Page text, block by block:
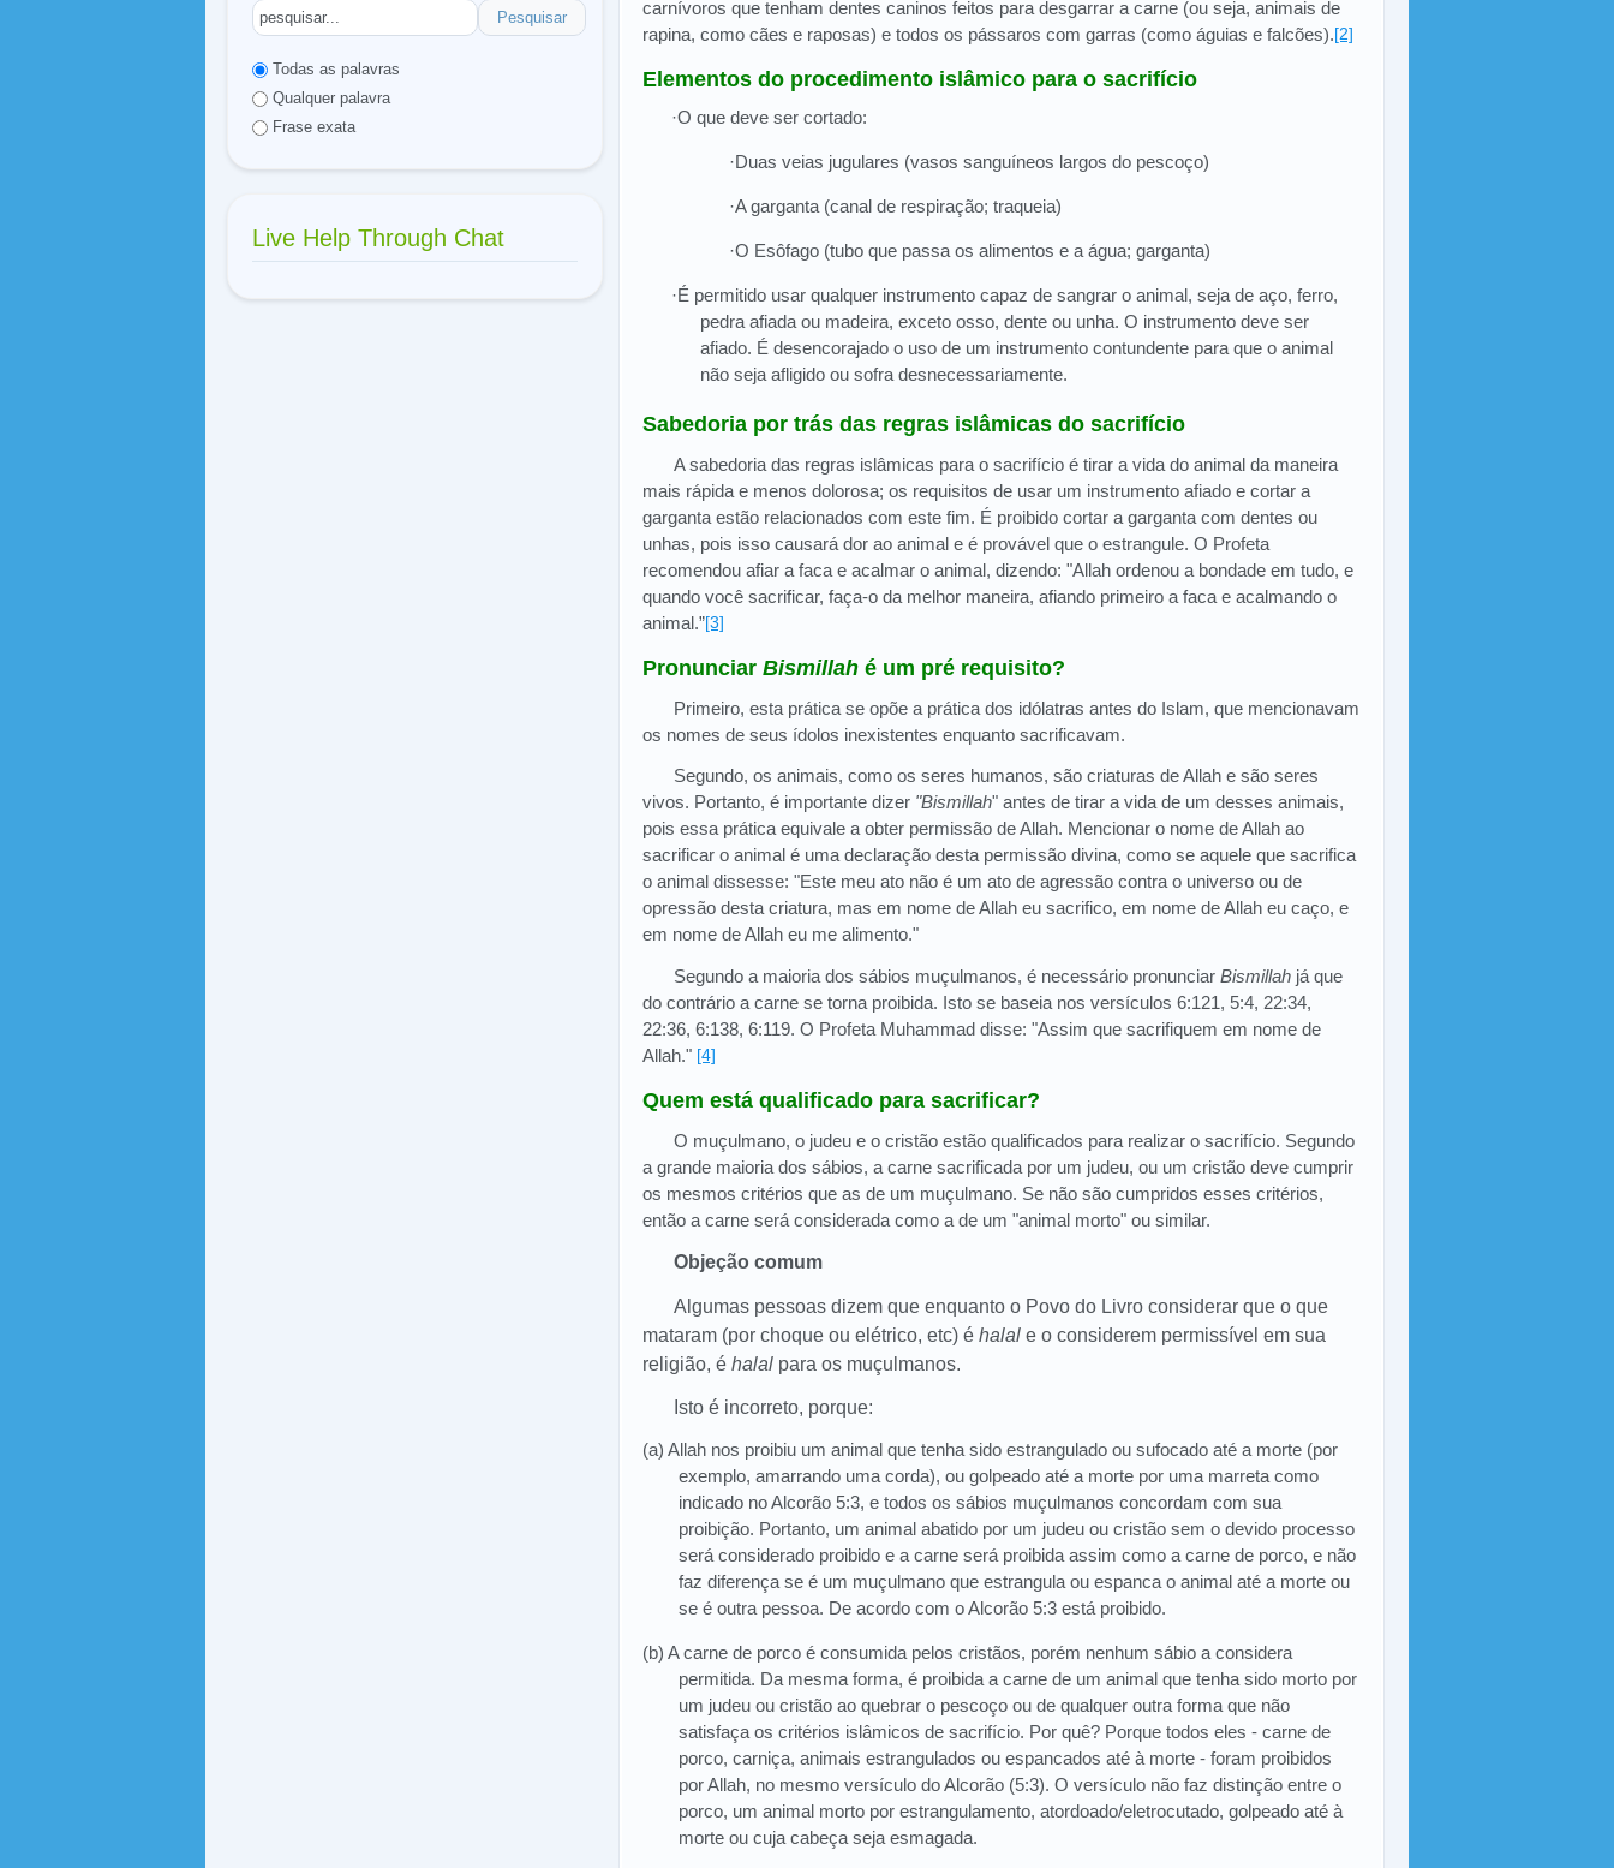
Pesquisar
Todas as palavras
Qualquer palavra
Frase exata
Live Help Through Chat
carnívoros que tenham dentes caninos feitos para desgarrar a carne (ou seja, animais de
rapina, como cães e raposas) e todos os pássaros com garras (como águias e falcões).[2]
Elementos do procedimento islâmico para o sacrifício
·O que deve ser cortado:
·Duas veias jugulares (vasos sanguíneos largos do pescoço)
·A garganta (canal de respiração; traqueia)
·O Esôfago (tubo que passa os alimentos e a água; garganta)
·É permitido usar qualquer instrumento capaz de sangrar o animal, seja de aço, ferro,
pedra afiada ou madeira, exceto osso, dente ou unha. O instrumento deve ser
afiado. É desencorajado o uso de um instrumento contundente para que o animal
não seja afligido ou sofra desnecessariamente.
Sabedoria por trás das regras islâmicas do sacrifício
A sabedoria das regras islâmicas para o sacrifício é tirar a vida do animal da maneira
mais rápida e menos dolorosa; os requisitos de usar um instrumento afiado e cortar a
garganta estão relacionados com este fim. É proibido cortar a garganta com dentes ou
unhas, pois isso causará dor ao animal e é provável que o estrangule. O Profeta
recomendou afiar a faca e acalmar o animal, dizendo: "Allah ordenou a bondade em tudo, e
quando você sacrificar, faça-o da melhor maneira, afiando primeiro a faca e acalmando o
animal.”[3]
Pronunciar Bismillah é um pré requisito?
Primeiro, esta prática se opõe a prática dos idólatras antes do Islam, que mencionavam
os nomes de seus ídolos inexistentes enquanto sacrificavam.
Segundo, os animais, como os seres humanos, são criaturas de Allah e são seres
vivos. Portanto, é importante dizer "Bismillah" antes de tirar a vida de um desses animais,
pois essa prática equivale a obter permissão de Allah. Mencionar o nome de Allah ao
sacrificar o animal é uma declaração desta permissão divina, como se aquele que sacrifica
o animal dissesse: "Este meu ato não é um ato de agressão contra o universo ou de
opressão desta criatura, mas em nome de Allah eu sacrifico, em nome de Allah eu caço, e
em nome de Allah eu me alimento."
Segundo a maioria dos sábios muçulmanos, é necessário pronunciarBismillah já que
do contrário a carne se torna proibida. Isto se baseia nos versículos 6:121, 5:4, 22:34,
22:36, 6:138, 6:119. O Profeta Muhammad disse: "Assim que sacrifiquem em nome de
Allah." [4]
Quem está qualificado para sacrificar?
O muçulmano, o judeu e o cristão estão qualificados para realizar o sacrifício. Segundo
a grande maioria dos sábios, a carne sacrificada por um judeu, ou um cristão deve cumprir
os mesmos critérios que as de um muçulmano. Se não são cumpridos esses critérios,
então a carne será considerada como a de um "animal morto" ou similar.
Objeção comum
Algumas pessoas dizem que enquanto o Povo do Livro considerar que o que
mataram (por choque ou elétrico, etc) é halal e o considerem permissível em sua
religião, é halal para os muçulmanos.
Isto é incorreto, porque:
(a) Allah nos proibiu um animal que tenha sido estrangulado ou sufocado até a morte (por
exemplo, amarrando uma corda), ou golpeado até a morte por uma marreta como
indicado no Alcorão 5:3, e todos os sábios muçulmanos concordam com sua
proibição. Portanto, um animal abatido por um judeu ou cristão sem o devido processo
será considerado proibido e a carne será proibida assim como a carne de porco, e não
faz diferença se é um muçulmano que estrangula ou espanca o animal até a morte ou
se é outra pessoa. De acordo com o Alcorão 5:3 está proibido.
(b) A carne de porco é consumida pelos cristãos, porém nenhum sábio a considera
permitida. Da mesma forma, é proibida a carne de um animal que tenha sido morto por
um judeu ou cristão ao quebrar o pescoço ou de qualquer outra forma que não
satisfaça os critérios islâmicos de sacrifício. Por quê? Porque todos eles - carne de
porco, carniça, animais estrangulados ou espancados até à morte - foram proibidos
por Allah, no mesmo versículo do Alcorão (5:3). O versículo não faz distinção entre o
porco, um animal morto por estrangulamento, atordoado/eletrocutado, golpeado até à
morte ou cuja cabeça seja esmagada.